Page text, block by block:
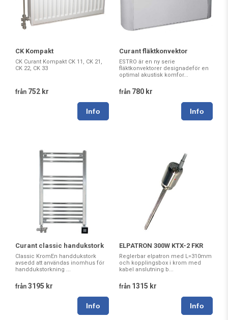
CK Kompakt
CK Curant Kompakt CK 11, CK 21,
CK 22, CK 33
från 752 kr
Curant fläktkonvektor
ESTRO är en ny serie
fläktkonvektorer designadeför en
optimal akustisk komfor...
från 780 kr
Curant classic handukstork
Classic KromEn handdukstork
avsedd att användas inomhus för
handdukstorkning ...
från 3195 kr
ELPATRON 300W KTX-2 FKR
Reglerbar elpatron med L=310mm
och kopplingsbox i krom med
kabel anslutning b...
från 1315 kr